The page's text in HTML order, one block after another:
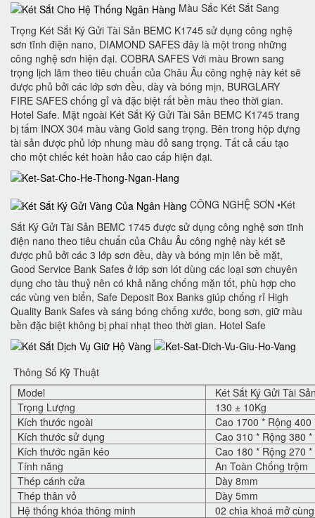
Màu Sắc Két Sắt Sang
Trọng Két Sắt Ký Gửi Tài Sản BEMC K1745 sử dụng công nghệ
sơn tĩnh điện nano, DIAMOND SAFES đây là một trong những
công nghệ sơn hiện đại. COBRA SAFES Với màu Brown sang
trọng lịch lãm theo tiêu chuẩn của Châu Âu công nghệ này két sẽ
được phủ bởi các lớp sơn đều, dày và bóng mịn, BURGLARY
FIRE SAFES chống gỉ và đặc biệt rất bền màu theo thời gian.
Hotel Safe. Mặt ngoài Két Sắt Ký Gửi Tài Sản BEMC K1745 trang
bị tấm INOX 304 màu vàng Gold sang trọng. Bên trong hộp đựng
tài sản được phủ lớp nhung màu đỏ sang trọng. Tất cả cấu tạo
cho một chiếc két hoàn hảo cao cấp hiện đại.
CÔNG NGHỆ SƠN •Két
Sắt Ký Gửi Tài Sản BEMC 1745 được sử dụng công nghệ sơn tĩnh
điện nano theo tiêu chuẩn của Châu Âu công nghệ này két sẽ
được phủ bởi các 3 lớp sơn đều, dày và bóng mịn lên bề mặt,
Good Service Bank Safes ở lớp sơn lót dùng các loại sơn chuyên
dụng cho tàu thuỷ nên có khả năng chống mặn tốt, phù hợp cho
các vùng ven biển, Safe Deposit Box Banks‎ giúp chống rỉ High
Quality Bank Safes và sáng bóng chống xước, bong sơn, giữ màu
bền đặc biệt không bị phai nhạt theo thời gian. Hotel Safe
Thông Số Kỹ Thuật
Model
Két Sắt Ký Gửi Tài
Trọng Lượng
130 ± 10Kg
Kích thước ngoài
Cao 1700 * Rộng
Kích thước sử dụng
Cao 310 * Rộng 380
Kích thước ngăn kéo
Cao 180 * Rộng 270
Tính năng
An Toàn Chống trộm
Thép cánh cửa
Dày 8mm
Thép thân vỏ
Dày 5mm
Hệ thống khóa thông minh
02 chìa khoá mở